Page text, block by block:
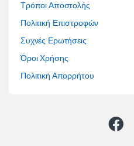
Τρόποι Αποστολής
Πολιτική Επιστροφών
Συχνές Ερωτήσεις
Όροι Χρήσης
Πολιτική Απορρήτου